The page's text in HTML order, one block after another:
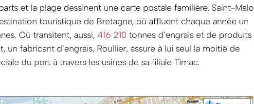
et la plage dessinent une carte postale familière. Saint-Malo
touristique de Bretagne, où affluent chaque année un
Où transitent, aussi,416 210 tonnes d’engrais et de produits
un fabricant d’engrais, Roullier, assure à lui seul la moitié de
du port à travers les usines de sa filiale Timac.